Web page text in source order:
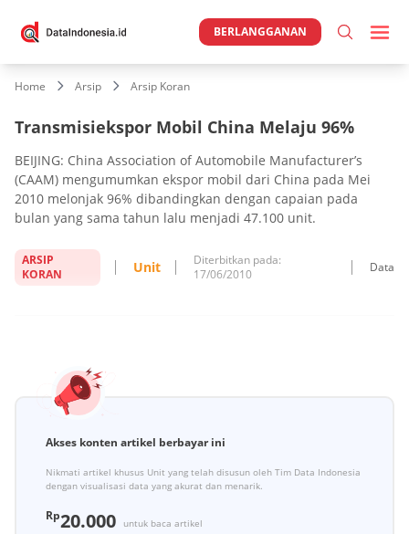
BERLANGGANAN
Home Arsip Arsip Koran
Transmisiekspor Mobil China Melaju 96%
BEIJING: China Association of Automobile Manufacturer’s
(CAAM) mengumumkan ekspor mobil dari China pada Mei
2010 melonjak 96% dibandingkan dengan capaian pada
bulan yang sama tahun lalu menjadi 47.100 unit.
ARSIP
KORAN
Unit
Diterbitkan pada:
17/06/2010
Data
Akses konten artikel berbayar ini
Nikmati artikel khusus Unit yang telah disusun oleh Tim Data Indonesia
dengan visualisasi data yang akurat dan menarik.
Rp20.000
untuk baca artikel